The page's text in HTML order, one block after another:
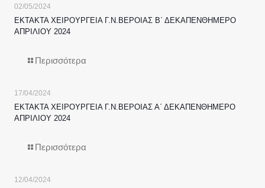
02/05/2024
ΕΚΤΑΚΤΑ ΧΕΙΡΟΥΡΓΕΙΑ Γ.Ν.ΒΕΡΟΙΑΣ Β΄ ΔΕΚΑΠΕΝΘΗΜΕΡΟ
ΑΠΡΙΛΙΟΥ 2024
Περισσότερα
17/04/2024
ΕΚΤΑΚΤΑ ΧΕΙΡΟΥΡΓΕΙΑ Γ.Ν.ΒΕΡΟΙΑΣ Α΄ ΔΕΚΑΠΕΝΘΗΜΕΡΟ
ΑΠΡΙΛΙΟΥ 2024
Περισσότερα
12/04/2024